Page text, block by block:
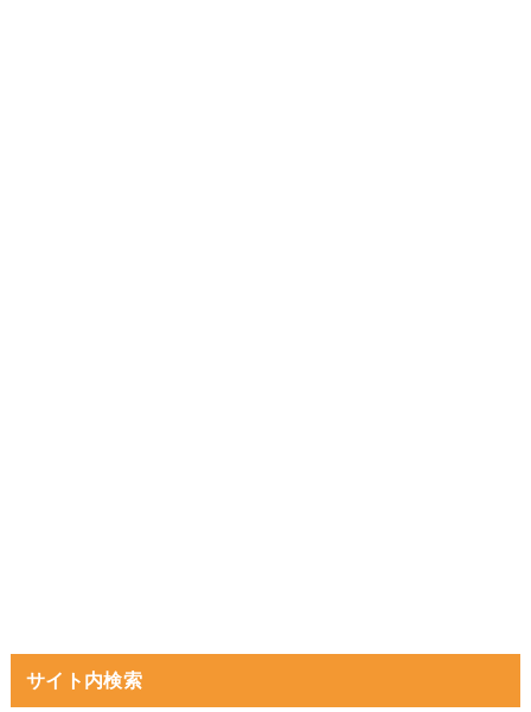
サイト内検索